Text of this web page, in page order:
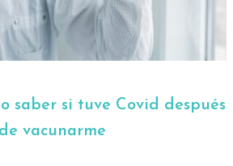
saber si tuve Covid después
de vacunarme